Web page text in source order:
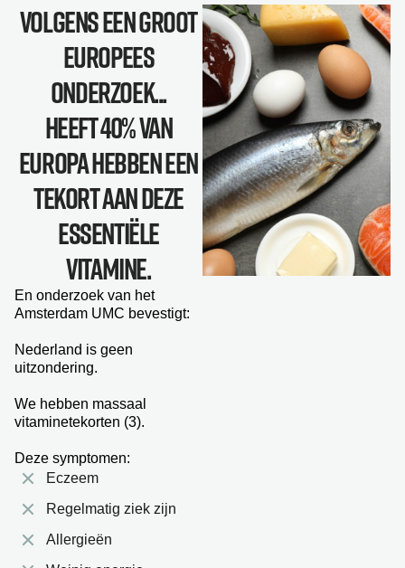
Volgens een groot
Europees
onderzoek...
Heeft 40% Van
Europa hebben een
tekort aan DEZE
Essentiële
Vitamine.
En onderzoek van het
Amsterdam UMC bevestigt:
Nederland is geen
uitzondering.
We hebben massaal
vitaminetekorten (3).
Deze symptomen:
Eczeem
Regelmatig ziek zijn
Allergieën